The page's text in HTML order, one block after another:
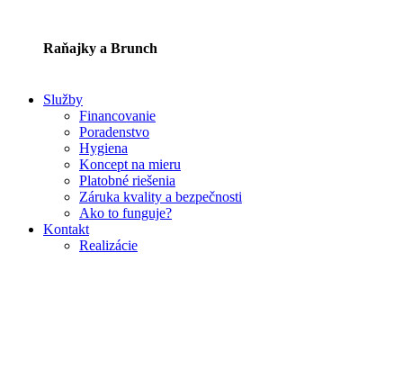
Raňajky a Brunch
Služby
Financovanie
Poradenstvo
Hygiena
Koncept na mieru
Platobné riešenia
Záruka kvality a bezpečnosti
Ako to funguje?
Kontakt
Realizácie